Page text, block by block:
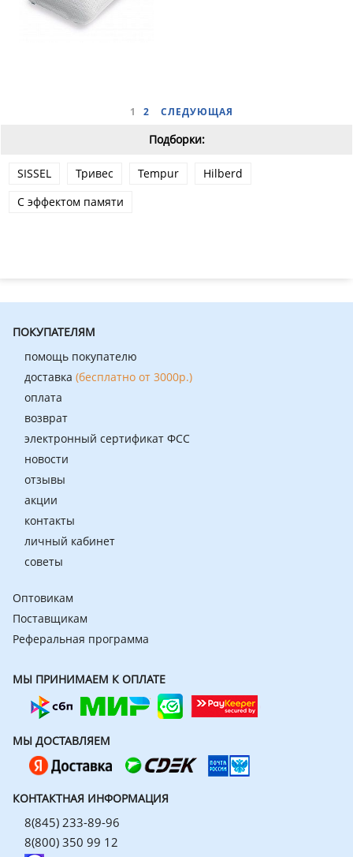
1 2 СЛЕДУЮЩАЯ
Подборки:
SISSEL Тривес Tempur
Hilberd
С эффектом памяти
ПОКУПАТЕЛЯМ
помощь покупателю
доставка (бесплатно от 3000р.)
оплата
возврат
электронный сертификат ФСС
новости
отзывы
акции
контакты
личный кабинет
советы
Оптовикам
Поставщикам
Реферальная программа
МЫ ПРИНИМАЕМ К ОПЛАТЕ
МЫ ДОСТАВЛЯЕМ
КОНТАКТНАЯ ИНФОРМАЦИЯ
8(845) 233-89-96
8(800) 350 99 12